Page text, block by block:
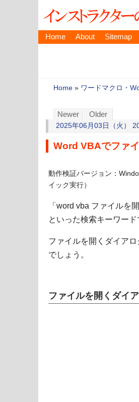
Home About Sitemap
Home » ワードマクロ・
Newer Older
2025年06月03日（火）
Word VBAでファ
動作検証バージョン：
イック実行）
「word vba ファイルを
といった検索キーワード
ファイルを開くダイア
でしょう。
ファイルを開くダイ